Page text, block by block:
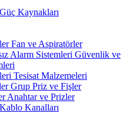
Güç Kaynakları
Fan ve Aspiratörler
Güvenlik ve
Tesisat Malzemeleri
Grup Priz ve Fişler
Anahtar ve Prizler
Kablo Kanalları